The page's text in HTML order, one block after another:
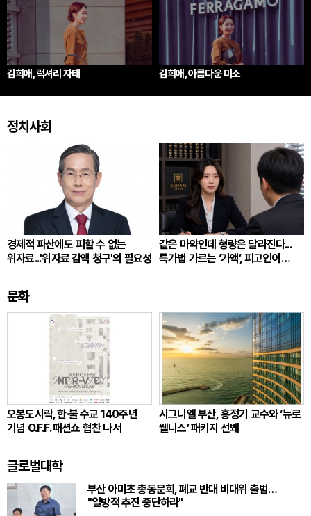
김희애, 럭셔리 자태 김희애, 아름다운 미소
정치사회
경제적 파산에도 피할 수 없는
위자료...'위자료 감액 청구'의 필요성
같은 마약인데 형량은 달라진다...
특가법 가르는 ‘가액’, 피고인이
문화
오봉도시락, 한·불 수교 140주년
기념 O.F.F. 패션쇼 협찬 나서
시그니엘 부산, 홍정기 교수와 ‘뉴로
웰니스’ 패키지 선봬
글로벌대학
부산 아미초 총동문회, 폐교 반대 비대위 출범…
"일방적 추진 중단하라"